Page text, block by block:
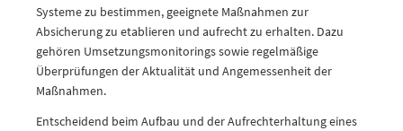
Systeme zu bestimmen, geeignete Maßnahmen zur
Absicherung zu etablieren und aufrecht zu erhalten. Dazu
gehören Umsetzungsmonitorings sowie regelmäßige
Überprüfungen der Aktualität und Angemessenheit der
Maßnahmen.
Entscheidend beim Aufbau und der Aufrechterhaltung eines